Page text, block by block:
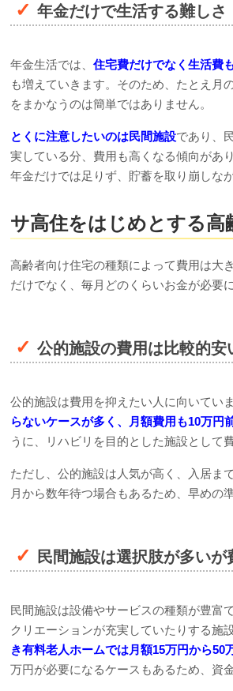
年金だけで生活する難しさ
年金生活では、 住宅費だけでなく生活費
も増えていきます。そのため、たとえ月
をまかなうのは簡単ではありません。
とくに注意したいのは民間施設であり、
実している分、費用も高くなる傾向があ
年金だけでは足りず、貯蓄を取り崩しな
サ高住をはじめとする高
高齢者向け住宅の種類によって費用は大
だけでなく、毎月どのくらいお金が必要
公的施設の費用は比較的安
公的施設は費用を抑えたい人に向いてい
らないケースが多く、月額費用も10万円
うに、リハビリを目的とした施設として
ただし、公的施設は人気が高く、入居ま
月から数年待つ場合もあるため、早めの
民間施設は選択肢が多いが
民間施設は設備やサービスの種類が豊富
クリエーションが充実していたりする施
き有料老人ホームでは月額15万円から50
万円が必要になるケースもあるため、資